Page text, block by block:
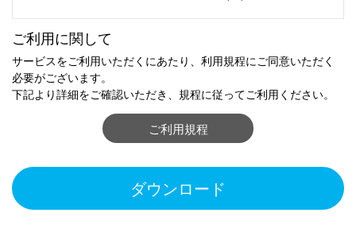
ご利用に関して
サービスをご利用いただくにあたり、利用規程にご同意いただく
必要がございます。
下記より詳細をご確認いただき、規程に従ってご利用ください。
ご利用規程
ダウンロード